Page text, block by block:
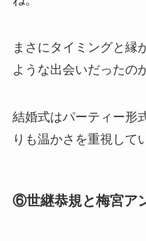
まさにタイミングと縁
ような出会いだったの
結婚式はパーティー形
りも温かさを重視して
⑥世継恭規と梅宮ア